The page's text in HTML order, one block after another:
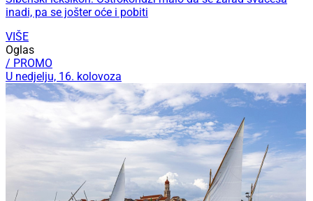
inadi, pa se jošter oće i pobiti
VIŠE
Oglas
/ PROMO
U nedjelju, 16. kolovoza